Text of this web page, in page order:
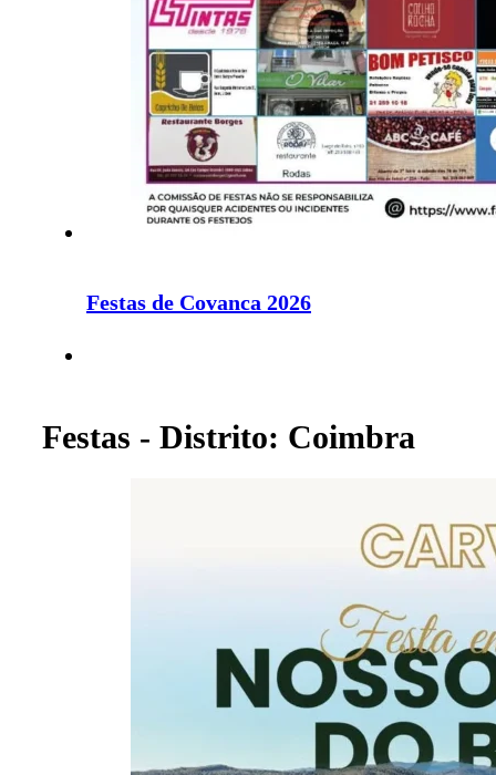
Festas de Covanca 2026
Festas - Distrito: Coimbra